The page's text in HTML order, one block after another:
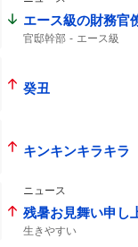
エース級の財務官
官邸幹部 エース級
癸丑
キンキンキラキラ
ニュース
残暑お見舞い申し
生きやすい